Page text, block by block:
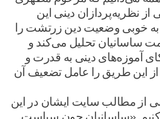
نظریه‌پردازان دینی این
به خوبی وضعیت دین زرتشت را
ساسانیان تحلیل می‌کند و
آموزه‌های دینی به قدرت و
از این طریق را عامل تضعیف آن
از مطالب سایت ایشان در این